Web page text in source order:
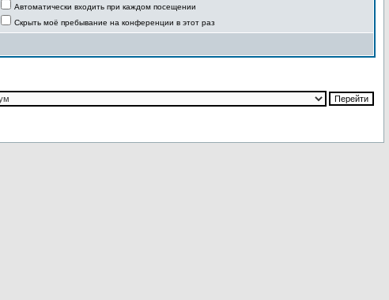
Автоматически входить при каждом посещении
Скрыть моё пребывание на конференции в этот раз